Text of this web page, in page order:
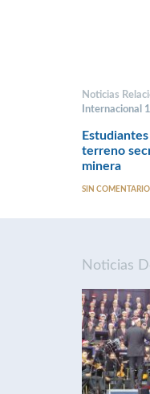
Noticias
Internacional
terreno
minera
SIN
Noticias